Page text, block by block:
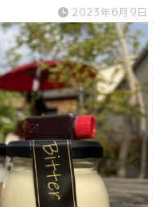
2023年6月9日